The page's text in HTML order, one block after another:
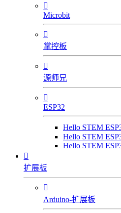

Microbit

掌控板

源师兄

ESP32
Hello STEM
Hello STEM
Hello STEM

扩展板

Arduino-扩展板